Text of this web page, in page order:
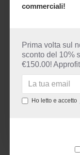
commerciali!
Prima volta sul
sconto del 10%
€150.00!
Ho letto e accetto
816.18€
Model: M18
Weight: 7.30kg
SKU: 4933459730